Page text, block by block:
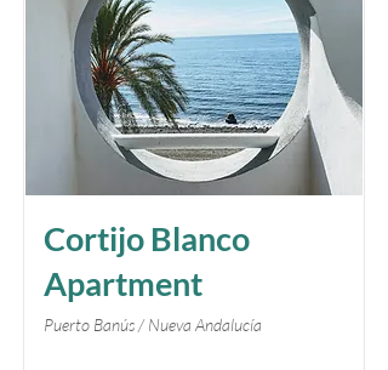
Cortijo Blanco
Apartment
Puerto Banús / Nueva Andalucía